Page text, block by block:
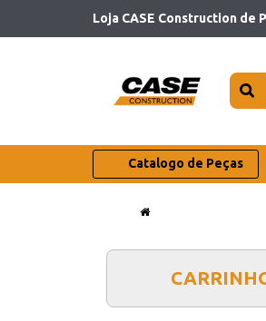
Loja CASE Construction de
Catalogo de Peças